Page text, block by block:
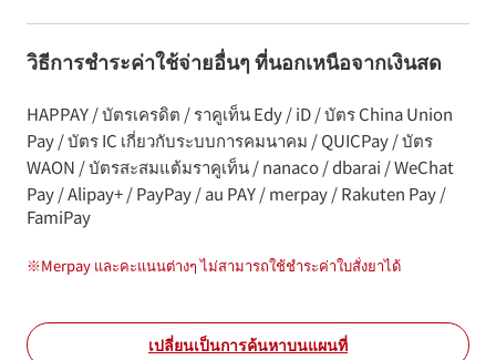
วิธีการชำระค่าใช้จ่ายอื่นๆ ที่นอกเหนือจากเงินสด
HAPPAY / บัตรเครดิต / ราคูเท็น Edy / iD / บัตร China Union
Pay / บัตร IC เกี่ยวกับระบบการคมนาคม / QUICPay / บัตร
WAON / บัตรสะสมแต้มราคูเท็น / nanaco / dbarai / WeChat
Pay / Alipay+ / PayPay / au PAY / merpay / Rakuten Pay /
FamiPay
※Merpay และคะแนนต่างๆ ไม่สามารถใช้ชำระค่าใบสั่งยาได้
เปลี่ยนเป็นการค้นหาบนแผนที่